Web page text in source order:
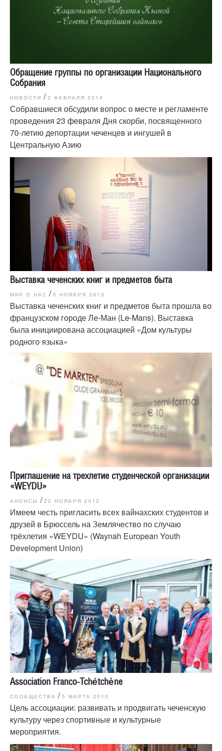
Обращение группы по организации Национального
Собрания
НОВОСТИ / 2 ФЕВРАЛЯ 2014
Собравшиеся обсудили вопрос о месте и регламенте
проведения 23 февраля Дня скорби, посвященного
70-летию депортации чеченцев и ингушей в
Центральную Азию
Выставка чеченских книг и предметов быта
МИР О НАС / 5 НОЯБРЯ 2013
Выставка чеченских книг и предметов быта прошла во
французском городе Ле-Ман (Le-Mans). Выставка
была инициирована ассоциацией «Дом культуры
родного языка»
Приглашение на трехлетие студенческой организации
«WEYDU»
АНОНСЫ / 22 НОЯБРЯ 2012
Имеем честь пригласить всех вайнахских студентов и
друзей в Брюссель на Землячество по случаю
трёхлетия «WEYDU» (Waynah European Youth
Development Union)
Association Franco-Tchétchène
СООБЩЕСТВА / 5 МАРТА 2010
Цель ассоциации: развивать и продвигать чеченскую
культуру через спортивные и культурные
мероприятия.